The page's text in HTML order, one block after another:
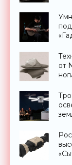
от